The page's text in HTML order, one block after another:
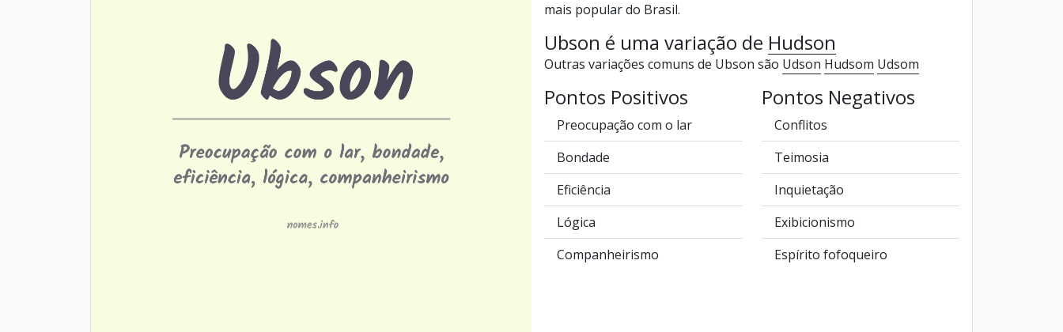
mais popular do Brasil.
Ubson é uma variação de Hudson
Outras variações comuns de Ubson são Udson Hudsom Udsom
Pontos Positivos
Preocupação com o lar
Bondade
Eficiência
Lógica
Companheirismo
Pontos Negativos
Conflitos
Teimosia
Inquietação
Exibicionismo
Espírito fofoqueiro